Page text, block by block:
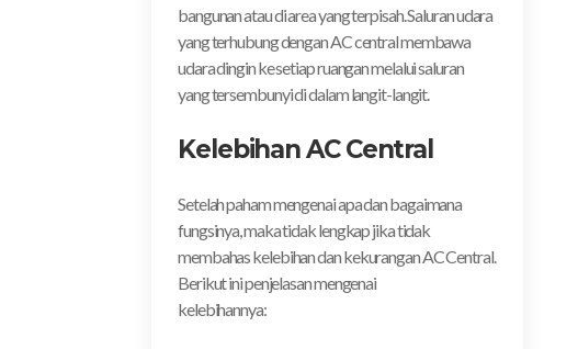
bangunan atau di area yang terpisah. Saluran udara
yang terhubung dengan AC central membawa
udara dingin ke setiap ruangan melalui saluran
yang tersembunyi di dalam langit-langit.
Kelebihan AC Central
Setelah paham mengenai apa dan bagaimana
fungsinya, maka tidak lengkap jika tidak
membahas kelebihan dan kekurangan AC Central.
Berikut ini penjelasan mengenai
kelebihannya: